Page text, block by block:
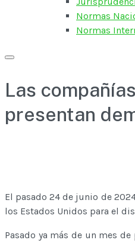
Normas
Normas
Las
presentan
El pasado 24 de junio de
los Estados Unidos para el
Pasado ya más de un mes